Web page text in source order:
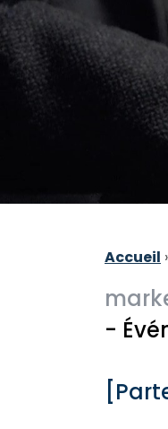
Accueil
-